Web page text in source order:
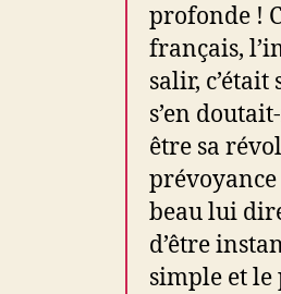
profonde !
français,
salir,
s’en
être sa
prévoyance
beau lui
d’être
simple et